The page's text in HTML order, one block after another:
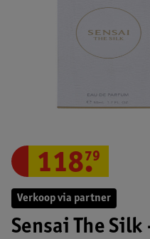
Verkoop via partner
Sensai The
118.
79